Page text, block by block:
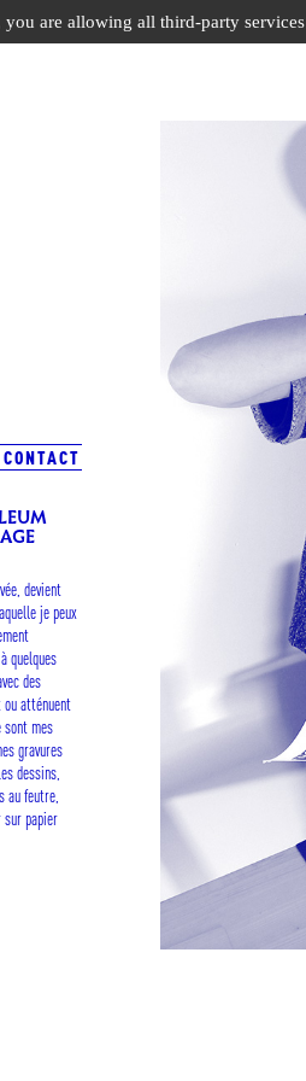
CONTACT
devient
je peux
quelques
des
ou atténuent
sont mes
gravures
dessins,
au feutre,
sur papier
are allowing all third-party services